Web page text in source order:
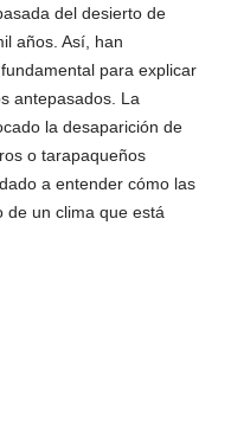
del desierto de
años. Así, han
para explicar
antepasados. La
la desaparición de
o tarapaqueños
a entender cómo las
de un clima que está